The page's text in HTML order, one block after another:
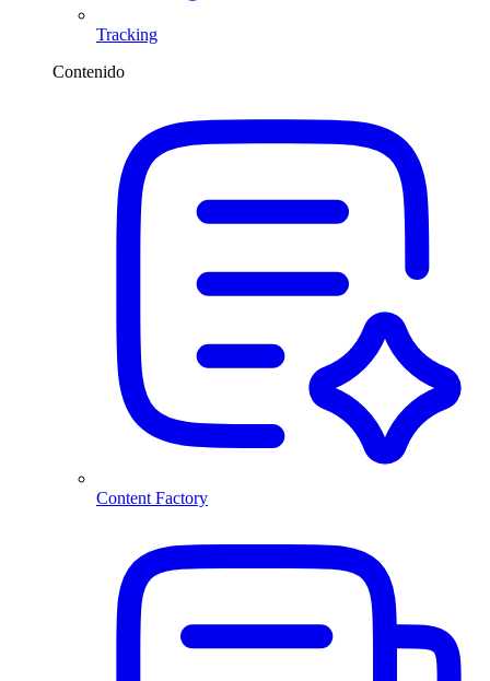
Tracking
Contenido
Content Factory